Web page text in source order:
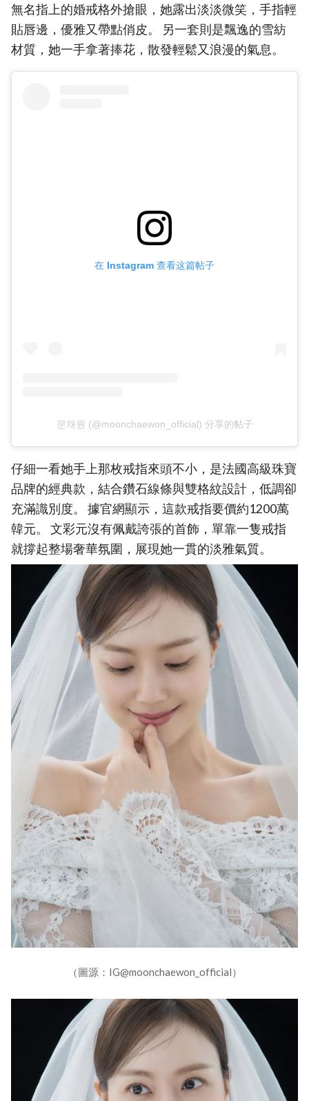
無名指上的婚戒格外搶眼，她露出淡淡微笑，手指輕
貼唇邊，優雅又帶點俏皮。 另一套則是飄逸的雪紡
材質，她一手拿著捧花，散發輕鬆又浪漫的氣息。
在 Instagram 查看这篇帖子
문채원 (@moonchaewon_official) 分享的帖子
仔細一看她手上那枚戒指來頭不小，是法國高級珠寶
品牌的經典款，結合鑽石線條與雙格紋設計，低調卻
充滿識別度。 據官網顯示，這款戒指要價約1200萬
韓元。 文彩元沒有佩戴誇張的首飾，單靠一隻戒指
就撐起整場奢華氛圍，展現她一貫的淡雅氣質。
（圖源：IG@moonchaewon_official）